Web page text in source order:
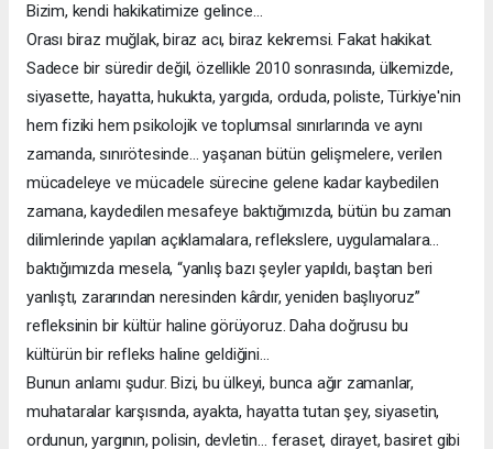
Bizim, kendi hakikatimize gelince…
Orası biraz muğlak, biraz acı, biraz kekremsi. Fakat hakikat.
Sadece bir süredir değil, özellikle 2010 sonrasında, ülkemizde,
siyasette, hayatta, hukukta, yargıda, orduda, poliste, Türkiye'nin
hem fiziki hem psikolojik ve toplumsal sınırlarında ve aynı
zamanda, sınırötesinde… yaşanan bütün gelişmelere, verilen
mücadeleye ve mücadele sürecine gelene kadar kaybedilen
zamana, kaydedilen mesafeye baktığımızda, bütün bu zaman
dilimlerinde yapılan açıklamalara, reflekslere, uygulamalara…
baktığımızda mesela, “yanlış bazı şeyler yapıldı, baştan beri
yanlıştı, zararından neresinden kârdır, yeniden başlıyoruz”
refleksinin bir kültür haline görüyoruz. Daha doğrusu bu
kültürün bir refleks haline geldiğini…
Bunun anlamı şudur. Bizi, bu ülkeyi, bunca ağır zamanlar,
muhataralar karşısında, ayakta, hayatta tutan şey, siyasetin,
ordunun, yargının, polisin, devletin… feraset, dirayet, basiret gibi